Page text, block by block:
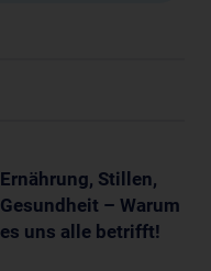
Ernährung, Stillen,
Gesundheit – Warum
es uns alle betrifft!